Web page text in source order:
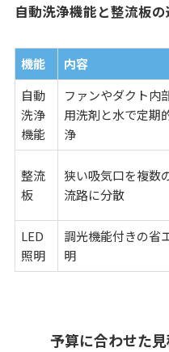
自動洗浄機能と整流板
機能 内容
自動
洗浄
機能
ファンやダクト内
用洗剤と水で定期
浄
整流
板
狭い吸気口を複数
流路に分散
LED
照明
調光機能付きの省
明
予算に合わせた